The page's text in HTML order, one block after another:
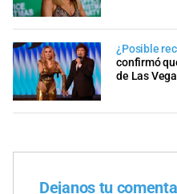
¿Posible
confirmó
de Las
Dejanos tu